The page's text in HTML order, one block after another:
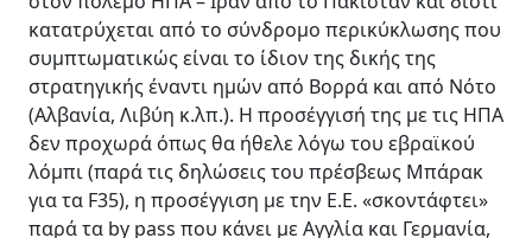
κατατρύχεται από το σύνδρομο περικύκλωσης που
συμπτωματικώς είναι το ίδιον της δικής της
στρατηγικής έναντι ημών από Βορρά και από Νότο
(Αλβανία, Λιβύη κ.λπ.). Η προσέγγισή της με τις ΗΠΑ
δεν προχωρά όπως θα ήθελε λόγω του εβραϊκού
λόμπι (παρά τις δηλώσεις του πρέσβεως Μπάρακ
για τα F35), η προσέγγιση με την Ε.Ε. «σκοντάφτει»
παρά τα by pass που κάνει με Αγγλία και Γερμανία,